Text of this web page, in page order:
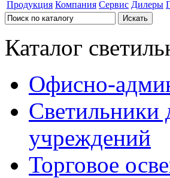
Продукция Компания Сервис Дилеры
Каталог
Офисно-
Светильники
учреждений
Торговое